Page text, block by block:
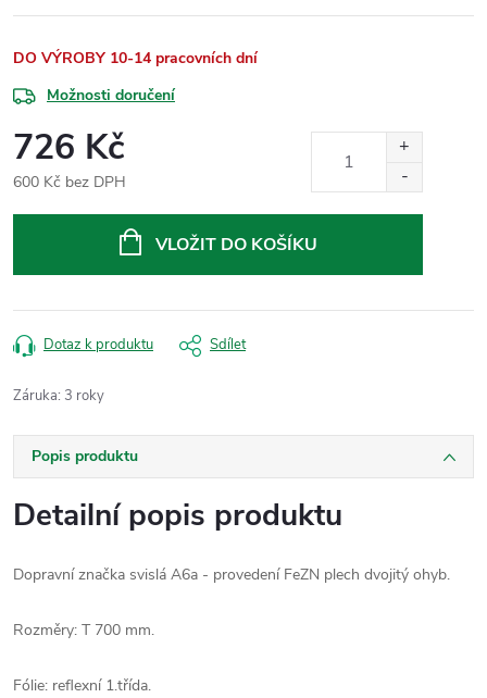
DO VÝROBY 10-14 pracovních dní
Možnosti doručení
726 Kč
600 Kč bez DPH
VLOŽIT DO KOŠÍKU
Dotaz k produktu Sdílet
Záruka: 3 roky
Popis produktu
Detailní popis produktu
Dopravní značka svislá A6a - provedení FeZN plech dvojitý ohyb.
Rozměry: T 700 mm.
Fólie: reflexní 1.třída.